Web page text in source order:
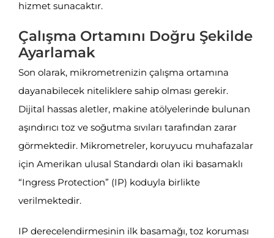
hizmet sunacaktır.
Çalışma Ortamını Doğru Şekilde
Ayarlamak
Son olarak, mikrometrenizin çalışma ortamına
dayanabilecek niteliklere sahip olması gerekir.
Dijital hassas aletler, makine atölyelerinde bulunan
aşındırıcı toz ve soğutma sıvıları tarafından zarar
görmektedir. Mikrometreler, koruyucu muhafazalar
için Amerikan ulusal Standardı olan iki basamaklı
“Ingress Protection” (IP) koduyla birlikte
verilmektedir.
IP derecelendirmesinin ilk basamağı, toz koruması